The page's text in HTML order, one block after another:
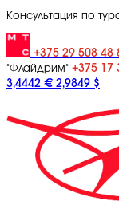
Консультация по
+375 29 508 48
"Флайдрим" +375 17
3,4442 € 2,9849 $